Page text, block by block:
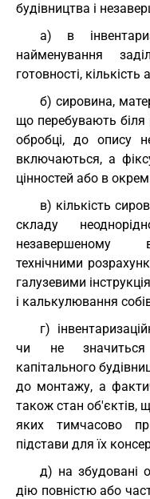
будівництва і
а) в
найменування
готовності, кількість
б) сировина,
що перебувають біля
обробці, до опису
включаються, а
цінностей або в
в) кількість
складу
незавершеному
технічними
галузевими
і калькулювання
г)
чи не значиться
капітального
до монтажу, а
також стан об'єктів,
яких тимчасово
підстави для їх
д) на збудовані
дію повністю або